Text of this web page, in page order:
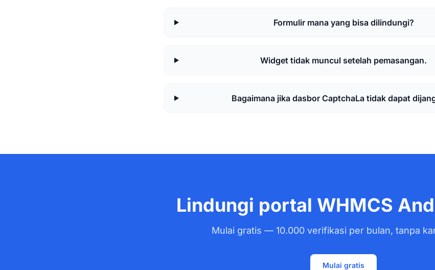
Formulir mana yang bisa dilindungi?
Widget tidak muncul setelah pemasangan.
Bagaimana jika dasbor CaptchaLa tidak dapat
Lindungi portal WHMCS
Mulai gratis — 10.000 verifikasi per bulan, tanpa
Mulai gratis